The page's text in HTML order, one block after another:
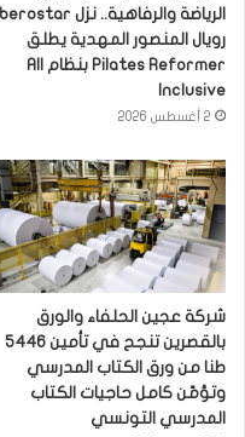
رويال المنصور المهدية يطلق
Pilates Reformer بنظام All
Inclusive
2 أغسطس 2026
شركة عجين الحلفاء والورق
بالقصرين تنجح في تأمين 5446
طنا من ورق الكتاب المدرسي
وتؤمّن كامل حاجيات الكتاب
المدرسي التونسي